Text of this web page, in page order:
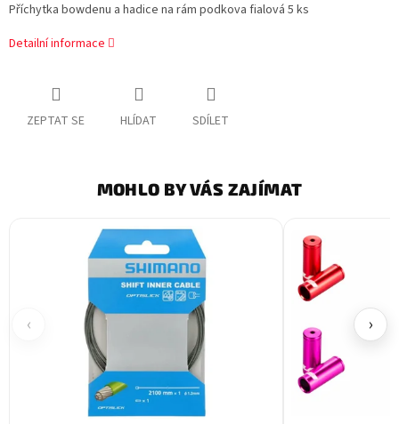
Příchytka bowdenu a hadice na rám podkova fialová 5 ks
Detailní informace
ZEPTAT SE HLÍDAT SDÍLET
MOHLO BY VÁS ZAJÍMAT
‹ ›